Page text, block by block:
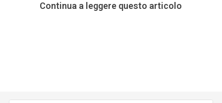
Continua a leggere questo articolo